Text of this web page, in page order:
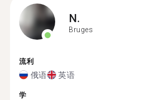
N.
Bruges
流利
俄语 英语
学